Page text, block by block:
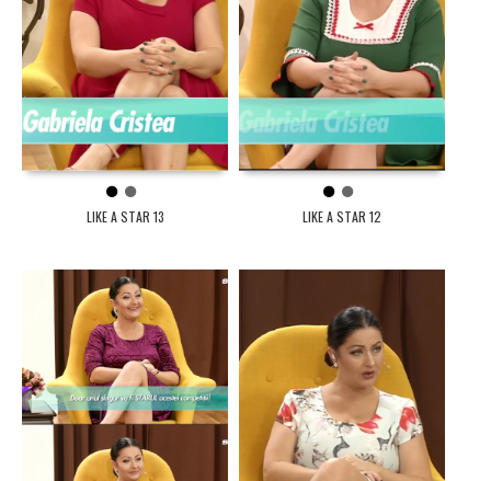
1 2
LIKE A STAR 13
1 2
LIKE A STAR 12